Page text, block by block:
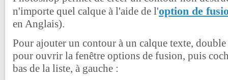
n'importe quel calque à l'aide de l'option de
en Anglais).
Pour ajouter un contour à un calque texte,
pour ouvrir la fenêtre options de fusion, puis
bas de la liste, à gauche :